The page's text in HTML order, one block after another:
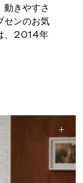
動きやすさ
センのお気
、2014年